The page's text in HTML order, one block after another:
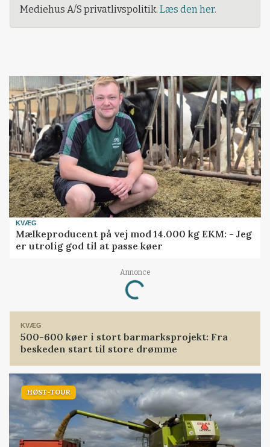
Mediehus A/S privatlivspolitik. Læs den her.
KVÆG
Mælkeproducent på vej mod 14.000 kg EKM: - Jeg
er utrolig god til at passe køer
Annonce
Loading...
KVÆG
500-600 køer i stort barmarksprojekt: Fra
beskeden start til store drømme
HØST-TOUR